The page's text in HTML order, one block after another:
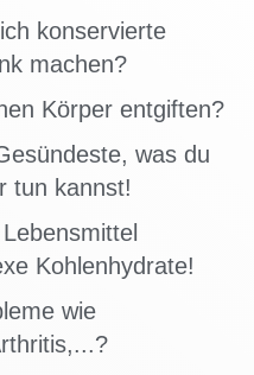
konservierte
machen?
Körper entgiften?
was du
tun kannst!
Kohlenhydrate!
wie